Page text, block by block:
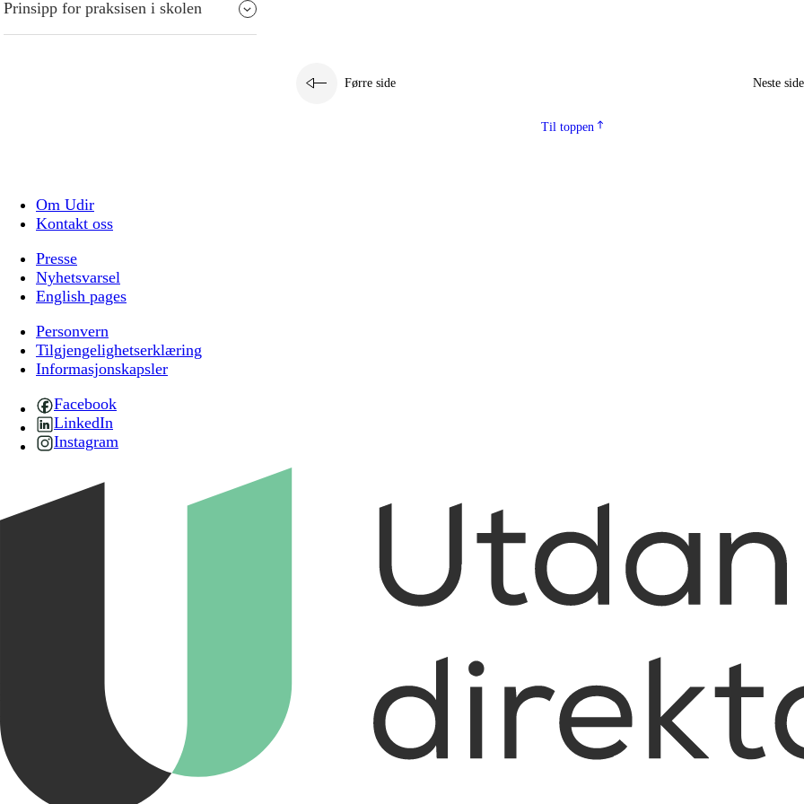
Prinsipp for praksisen i skolen
Førre side Neste side
Til toppen
Om Udir
Kontakt oss
Presse
Nyhetsvarsel
English pages
Personvern
Tilgjengelighetserklæring
Informasjonskapsler
Facebook
LinkedIn
Instagram